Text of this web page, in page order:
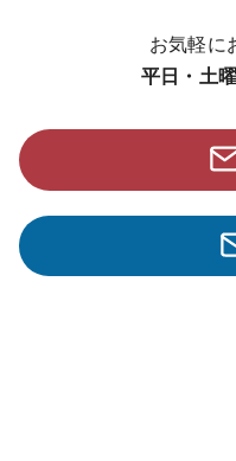
お気軽に
平日・土